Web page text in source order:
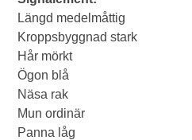
Längd medelmåttig
Kroppsbyggnad stark
Hår mörkt
Ögon blå
Näsa rak
Mun ordinär
Panna låg